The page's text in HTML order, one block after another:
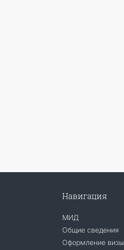
Навигация
МИД
Общие сведения
Оформление визы